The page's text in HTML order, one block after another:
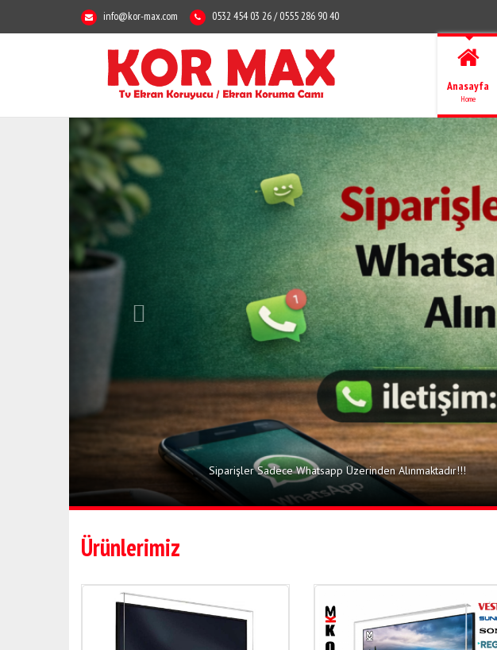
info@kor-max.com 0532 454 03 26 / 0555 286 90 40
Anasayfa
Home
Siparişler Sadece Whatsapp Üzerinden Alınmaktadır!!!
Ürünlerimiz